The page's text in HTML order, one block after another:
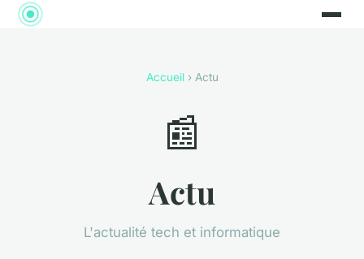
Accueil› Actu
📰
Actu
L'actualité tech et informatique